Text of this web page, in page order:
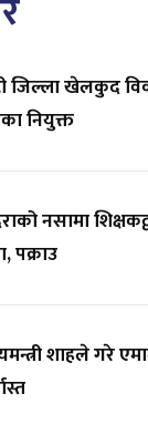
जिल्ला खेलकुद
नियुक्त
नसामा
पक्राउ
शाहले गरे